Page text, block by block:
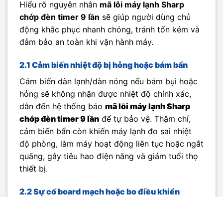
Hiểu rõ nguyên nhân mã lỗi máy lạnh Sharp
chớp đèn timer 9 lần sẽ giúp người dùng chủ
động khắc phục nhanh chóng, tránh tốn kém và
đảm bảo an toàn khi vận hành máy.
2.1 Cảm biến nhiệt độ bị hỏng hoặc bám bẩn
Cảm biến dàn lạnh/dàn nóng nếu bám bụi hoặc
hỏng sẽ không nhận được nhiệt độ chính xác,
dẫn đến hệ thống báo mã lỗi máy lạnh Sharp
chớp đèn timer 9 lần để tự bảo vệ. Thậm chí,
cảm biến bẩn còn khiến máy lạnh đo sai nhiệt
độ phòng, làm máy hoạt động liên tục hoặc ngắt
quãng, gây tiêu hao điện năng và giảm tuổi thọ
thiết bị.
2.2 Sự cố board mạch hoặc bo điều khiển